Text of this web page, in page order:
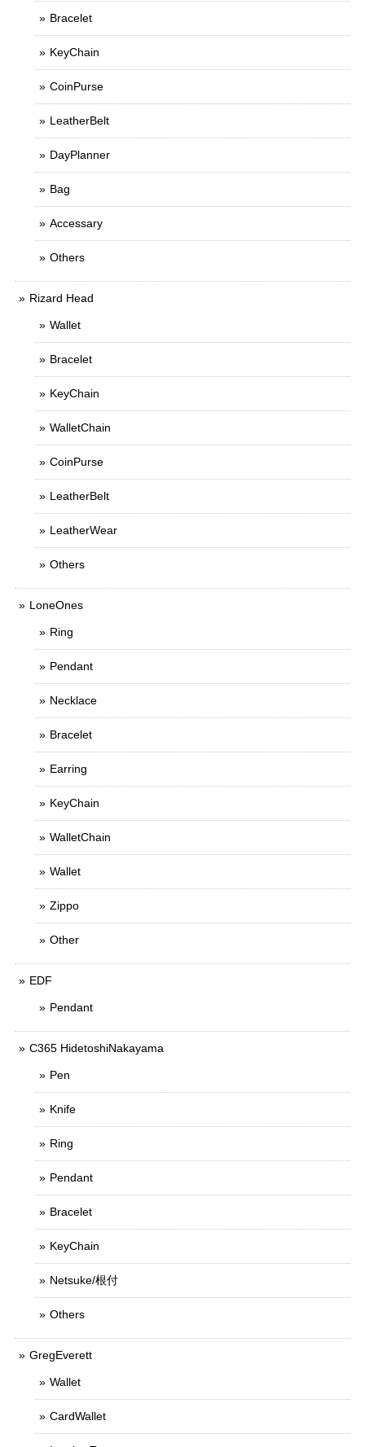
Bracelet
KeyChain
CoinPurse
LeatherBelt
DayPlanner
Bag
Accessary
Others
Rizard Head
Wallet
Bracelet
KeyChain
WalletChain
CoinPurse
LeatherBelt
LeatherWear
Others
LoneOnes
Ring
Pendant
Necklace
Bracelet
Earring
KeyChain
WalletChain
Wallet
Zippo
Other
EDF
Pendant
C365 HidetoshiNakayama
Pen
Knife
Ring
Pendant
Bracelet
KeyChain
Netsuke/根付
Others
GregEverett
Wallet
CardWallet